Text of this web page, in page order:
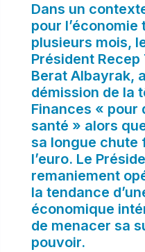
Dans un
pour
plusieurs mois,
Président
Berat Albayrak,
démission de la
Finances « pour
santé » alors
sa longue chute
l’euro. Le
remaniement
la tendance
économique
de menacer sa
pouvoir.